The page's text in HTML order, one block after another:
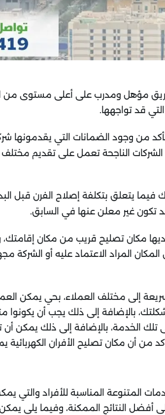
مؤهل ومدرب على أعلى مستوى من
قد تواجهها.
من وجود الضمانات التي يقدمونها
الناجحة تعمل على تقديم
يتعلق بتكلفة إصلاح الفرن قبل
تكون غير معلن عنها في السابق.
مكان تصليح قريب من مكان
المراد الاعتماد عليه أو الشركة
إلى مختلف العملاء، بحي يمكن
بالإضافة إلى ذلك يجب أن يكونوا
تلك الخدمة، بالإضافة إلى ذلك يمكن
من أن مكان تصليح الأفران
المتنوعة المناسبة للأفراد والتي
أفضل النتائج الممكنة، وفيما يلي